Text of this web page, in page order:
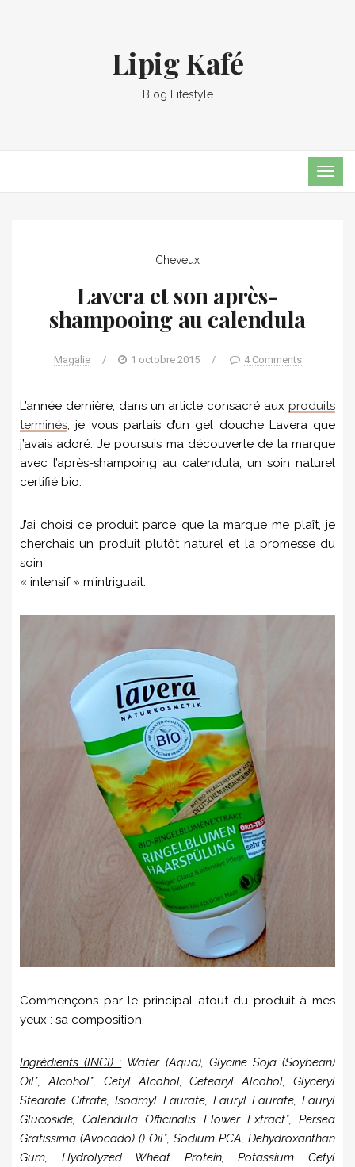
Lipig Kafé
Blog Lifestyle
Cheveux
Lavera et son après-
shampooing au calendula
Magalie / 1 octobre 2015 / 4 Comments
L’année dernière, dans un article consacré aux produits
terminés, je vous parlais d’un gel douche Lavera que
j’avais adoré. Je poursuis ma découverte de la marque
avec l’après-shampoing au calendula, un soin naturel
certifié bio.
J’ai choisi ce produit parce que la marque me plaît, je
cherchais un produit plutôt naturel et la promesse du
soin
« intensif » m’intriguait.
Commençons par le principal atout du produit à mes
yeux : sa composition.
Ingrédients (INCI) : Water (Aqua), Glycine Soja (Soybean)
Oil*, Alcohol*, Cetyl Alcohol, Cetearyl Alcohol, Glyceryl
Stearate Citrate, Isoamyl Laurate, Lauryl Laurate, Lauryl
Glucoside, Calendula Officinalis Flower Extract*, Persea
Gratissima (Avocado) () Oil*, Sodium PCA, Dehydroxanthan
Gum, Hydrolyzed Wheat Protein, Potassium Cetyl